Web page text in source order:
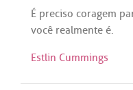
É preciso coragem
você realmente é.
Estlin Cummings